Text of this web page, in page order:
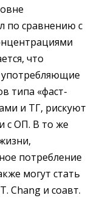
по сравнению с
что
типа «фаст-
и ТГ, рискуют
с ОП. В то же
потребление
могут стать
Chang и соавт.